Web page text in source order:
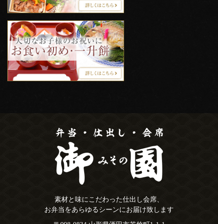
素材と味にこだわった仕出し会席、
お弁当をあらゆるシーンにお届け致します